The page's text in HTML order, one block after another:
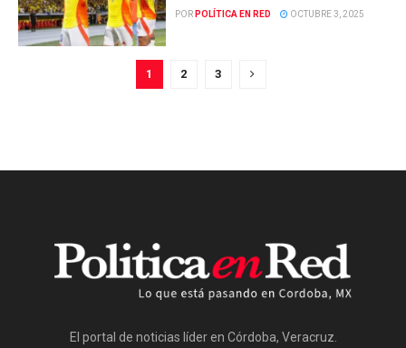
POR POLÍTICA EN RED OCTUBRE 3, 2025
1 2 3
El portal de noticias líder en Córdoba, Veracruz.